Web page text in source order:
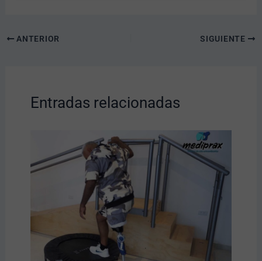
ANTERIOR SIGUIENTE
Entradas relacionadas